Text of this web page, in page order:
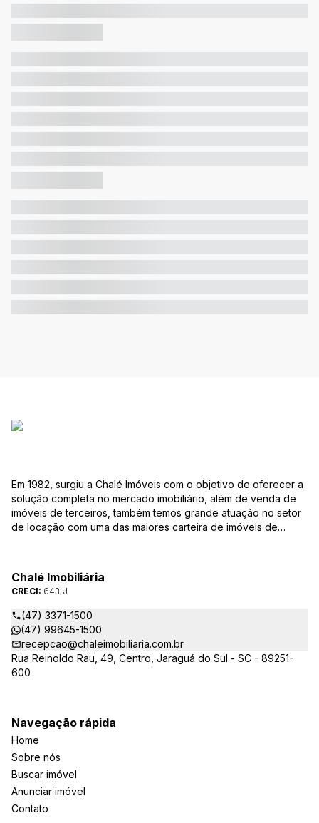
Em 1982, surgiu a Chalé Imóveis com o objetivo de oferecer a
solução completa no mercado imobiliário, além de venda de
imóveis de terceiros, também temos grande atuação no setor
de locação com uma das maiores carteira de imóveis de
Arte Imóveis. E também reavaliamos a nossa Missão, Visão e
Valores.
Chalé Imobiliária
CRECI: 643-J
(47) 3371-1500
(47) 99645-1500
recepcao@chaleimobiliaria.com.br
Rua Reinoldo Rau, 49, Centro, Jaraguá do Sul - SC - 89251-
600
Navegação rápida
Home
Sobre nós
Buscar imóvel
Anunciar imóvel
Contato